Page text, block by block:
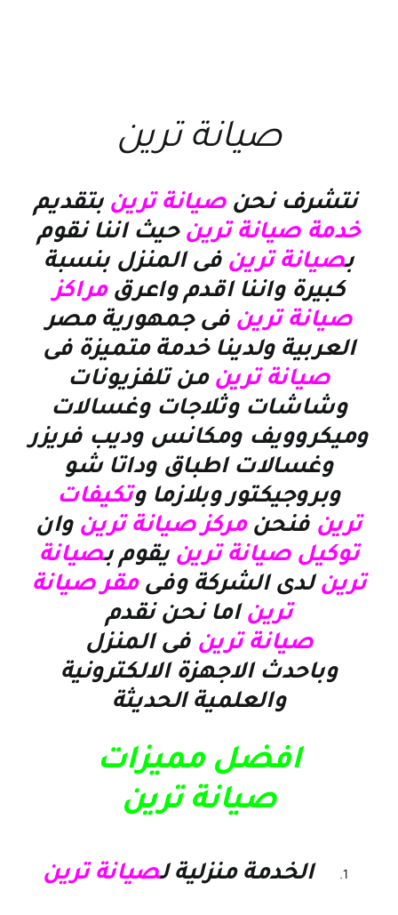
صيانة ترين
نتشرف نحن صيانة ترين بتقديم
خدمة صيانة ترينحيث اننا نقوم
بصيانة ترين فى المنزل بنسبة
كبيرة واننا اقدم واعرقمراكز
صيانة ترين فى جمهورية مصر
العربية ولدينا خدمة متميزة فى
صيانة ترينمن تلفزيونات
وشاشات وثلاجات وغسالات
وميكروويف ومكانس وديب فريزر
وغسالات اطباق وداتا شو
وبروجيكتور وبلازما وتكيفات
ترين فنحنمركز صيانة ترين وان
توكيل صيانةترينيقوم بصيانة
ترين لدى الشركة وفى مقر صيانة
تريناما نحن نقدم
صيانة ترين فى المنزل
وباحدث الاجهزة الالكترونية
والعلمية الحديثة
افضل مميزات
صيانة ترين
الخدمة منزلية لصيانة ترين